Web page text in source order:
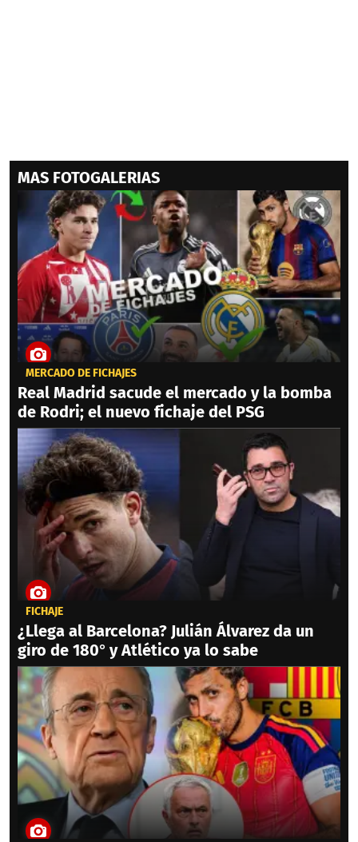
MAS FOTOGALERIAS
MERCADO DE FICHAJES
Real Madrid sacude el mercado y la bomba
de Rodri; el nuevo fichaje del PSG
FICHAJE
¿Llega al Barcelona? Julián Álvarez da un
giro de 180° y Atlético ya lo sabe